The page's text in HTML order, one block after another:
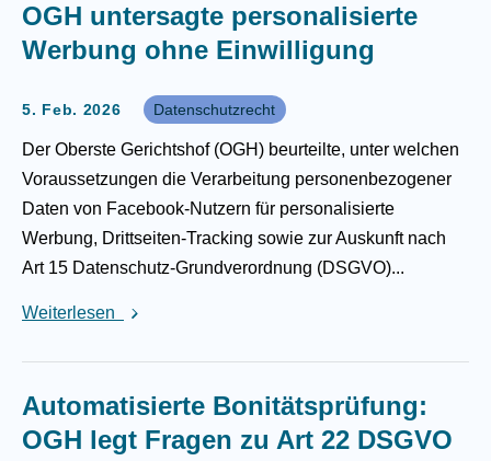
OGH untersagte personalisierte
Werbung ohne Einwilligung
5. Feb. 2026 Datenschutzrecht
Der Oberste Gerichtshof (OGH) beurteilte, unter welchen
Voraussetzungen die Verarbeitung personenbezogener
Daten von Facebook-Nutzern für personalisierte
Werbung, Drittseiten-Tracking sowie zur Auskunft nach
Art 15 Datenschutz-Grundverordnung (DSGVO)...
Weiterlesen
Automatisierte Bonitätsprüfung:
OGH legt Fragen zu Art 22 DSGVO